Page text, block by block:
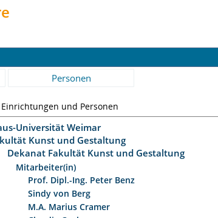
Personen
Einrichtungen und Personen
Universität Weimar
Kunst und Gestaltung
Dekanat Fakultät Kunst und Gestaltung
Mitarbeiter(in)
Prof. Dipl.-Ing. Peter Benz
Sindy von Berg
M.A. Marius Cramer